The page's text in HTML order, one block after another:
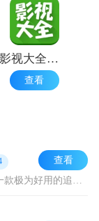
影视大全电视剧
查看
查看